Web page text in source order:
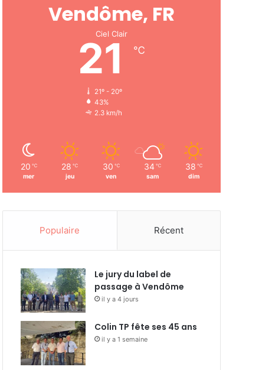
Vendôme, FR
Ciel Clair
21 ℃
21º - 20º
43%
2.3 km/h
20 ℃
mer
28 ℃
jeu
30 ℃
ven
34 ℃
sam
38 ℃
dim
Populaire Récent
Le jury du label de
passage à Vendôme
il y a 4 jours
Colin TP fête ses 45 ans
il y a 1 semaine